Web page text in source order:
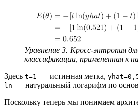
Уравнение 3. Кросс-энтропия
классификации, примененная к
Здесь t=1 — истинная метка,
ln — натуральный логарифм по
Поскольку теперь мы понимаем